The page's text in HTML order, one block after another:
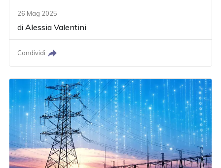
26 Mag 2025
diAlessia Valentini
Condividi